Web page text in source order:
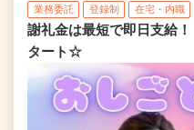
業務委託 登録制 在宅・内職
謝礼金は最短で即日支給
タート☆